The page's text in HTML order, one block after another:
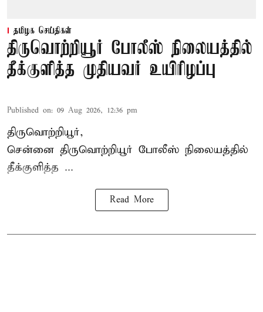
தமிழக செய்திகள்
திருவொற்றியூர் போலீஸ் நிலையத்தில்
தீக்குளித்த முதியவர் உயிரிழப்பு
Published on: 09 Aug 2026, 12:36 pm
திருவொற்றியூர்,
சென்னை திருவொற்றியூர் போலீஸ் நிலையத்தில்
தீக்குளித்த ...
Read More